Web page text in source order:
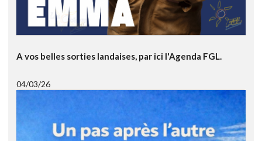
A vos belles sorties landaises, par ici l'Agenda FGL.
04/03/26